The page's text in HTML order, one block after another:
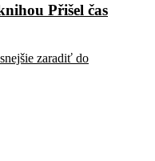
Přišel čas
zaradiť do